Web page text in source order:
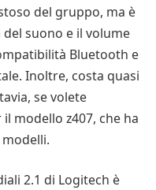
del gruppo, ma è
suono e il volume
Bluetooth e
Inoltre, costa quasi
se volete
modello z407, che ha
2.1 di Logitech è